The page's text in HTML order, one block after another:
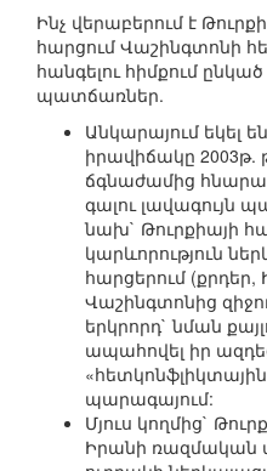
Ինչ վերաբերում է
հարցում Վաշինգտոնի
հանգելու հիմքում
պատճառներ.
Անկարայում եկել
իրավիճակը 2003թ.
ճգնաժամից
գալու լավագույն
նախ` Թուրքիայի
կարևորություն
հարցերում (քրդեր,
Վաշինգտոնից
երկրորդ` նման
ապահովել իր
պարագայում:
Մյուս կողմից`
Իրանի ռազմական